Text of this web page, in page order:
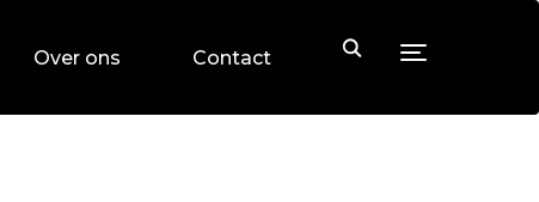
Toggle
Over ons Contact